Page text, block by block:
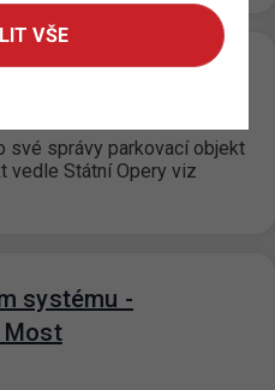
své správy parkovací objekt
vedle Státní Opery viz
systému -
Most
VŠE